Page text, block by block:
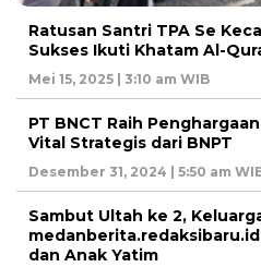
Ratusan Santri TPA Se
Sukses Ikuti Khatam Al-
Mei 15, 2025 | 3:10 am WIB
PT BNCT Raih
Vital Strategis dari BNPT
Desember 31, 2024 | 5:50 am
Sambut Ultah ke 2,
dan Anak Yatim